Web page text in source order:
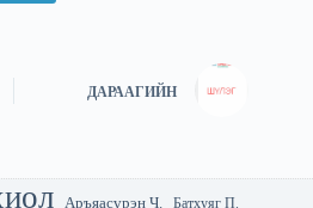
ДАРААГИЙН
Аръяасүрэн Ч. Батхуяг П.